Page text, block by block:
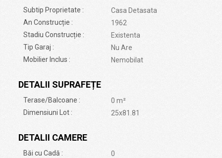
Subtip Proprietate :
Casa Detasata
An Construcție :
1962
Stadiu Construcție :
Existenta
Tip Garaj :
Nu Are
Mobilier Inclus :
Nemobilat
DETALII SUPRAFEȚE
Terase/Balcoane :
0 m²
Dimensiuni Lot :
25x81.81
DETALII CAMERE
Băi cu Cadă :
0